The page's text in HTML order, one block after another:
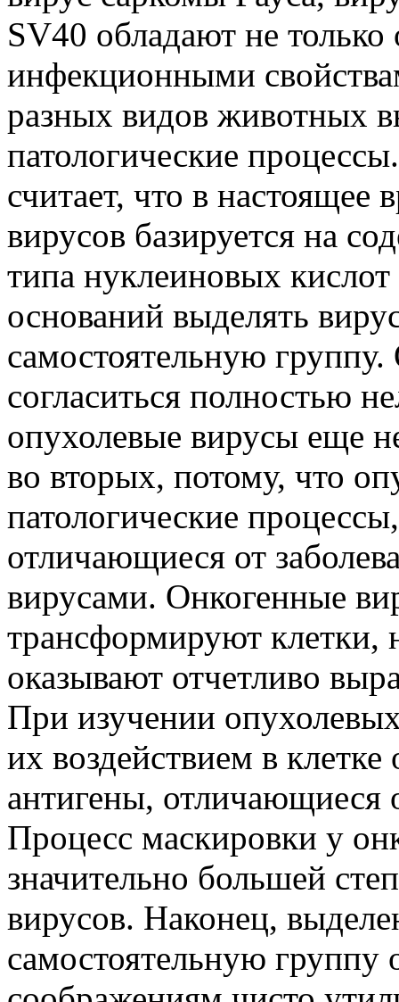
SV40 обладают не
инфекционными
разных видов животных
патологические
считает, что в настоящее
вирусов базируется на
типа нуклеиновых
оснований выделять
самостоятельную
согласиться полностью
опухолевые вирусы еще
во вторых, потому, что
патологические
отличающиеся от
вирусами. Онкогенные
трансформируют клетки,
оказывают отчетливо
При изучении
их воздействием в
антигены, отличающиеся
Процесс маскировки у
значительно большей
вирусов. Наконец,
самостоятельную группу